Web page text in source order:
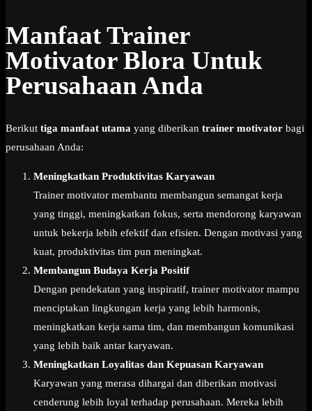
Manfaat Trainer
Motivator Blora Untuk
Perusahaan Anda
Berikut tiga manfaat utama yang diberikan trainer motivator bagi
perusahaan Anda:
Meningkatkan Produktivitas Karyawan
Trainer motivator membantu membangun semangat kerja
yang tinggi, meningkatkan fokus, serta mendorong karyawan
untuk bekerja lebih efektif dan efisien. Dengan motivasi yang
kuat, produktivitas tim pun meningkat.
Membangun Budaya Kerja Positif
Dengan pendekatan yang inspiratif, trainer motivator mampu
menciptakan lingkungan kerja yang lebih harmonis,
meningkatkan kerja sama tim, dan membangun komunikasi
yang lebih baik antar karyawan.
Meningkatkan Loyalitas dan Kepuasan Karyawan
Karyawan yang merasa dihargai dan diberikan motivasi
cenderung lebih loyal terhadap perusahaan. Mereka lebih